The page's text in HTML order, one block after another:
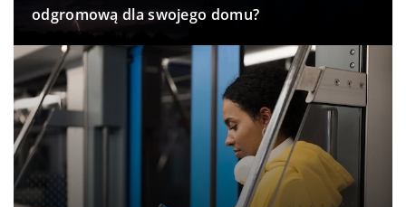
odgromową dla swojego domu?